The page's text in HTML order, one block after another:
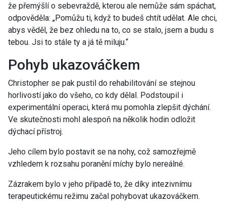
že přemýšlí o sebevraždě, kterou ale nemůže sám spáchat,
odpověděla: „Pomůžu ti, když to budeš chtít udělat. Ale chci,
abys věděl, že bez ohledu na to, co se stalo, jsem a budu s
tebou. Jsi to stále ty a já tě miluju.“
Pohyb ukazováčkem
Christopher se pak pustil do rehabilitování se stejnou
horlivostí jako do všeho, co kdy dělal. Podstoupil i
experimentální operaci, která mu pomohla zlepšit dýchání.
Ve skutečnosti mohl alespoň na několik hodin odložit
dýchací přístroj.
Jeho cílem bylo postavit se na nohy, což samozřejmě
vzhledem k rozsahu poranění míchy bylo nereálné.
Zázrakem bylo v jeho případě to, že díky intezivnímu
terapeutickému režimu začal pohybovat ukazováčkem.